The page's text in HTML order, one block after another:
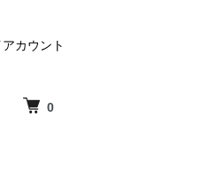
0
カウント